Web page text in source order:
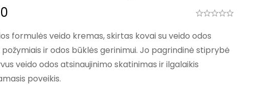
formulės veido kremas, skirtas kovai su veido odos
ir odos būklės gerinimui. Jo pagrindinė stiprybė
veido odos atsinaujinimo skatinimas ir ilgalaikis
poveikis.